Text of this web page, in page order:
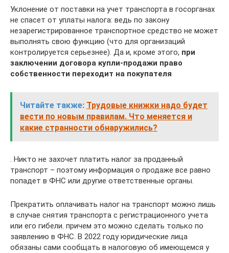
Уклонение от поставки на учет транспорта в госорганах
не спасет от уплаты налога: ведь по закону
незарегистрированное транспортное средство не может
выполнять свою функцию (что для организаций
контролируется серьезнее). Да и, кроме этого, при
заключении договора купли-продажи право
собственности переходит на покупателя
Читайте также: Трудовые книжки надо будет
вести по новым правилам. Что меняется и
какие странности обнаружились?
. Никто не захочет платить налог за проданный
транспорт – поэтому информация о продаже все равно
попадет в ФНС или другие ответственные органы.
Прекратить оплачивать налог на транспорт можно лишь
в случае снятия транспорта с регистрационного учета
или его гибели. причем это можно сделать только по
заявлению в ФНС. В 2022 году юридические лица
обязаны сами сообщать в налоговую об имеющемся у